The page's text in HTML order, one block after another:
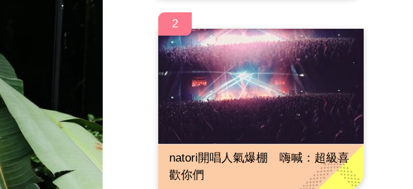
2
natori開唱人氣爆棚 嗨喊：超級喜
歡你們